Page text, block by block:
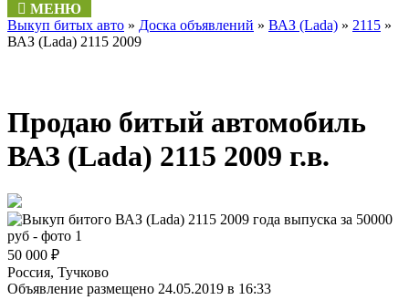
МЕНЮ
Выкуп битых авто » Доска объявлений » ВАЗ (Lada) » 2115 »
ВАЗ (Lada) 2115 2009
Продаю битый автомобиль
ВАЗ (Lada) 2115 2009 г.в.
50 000 ₽
Россия, Тучково
Объявление размещено 24.05.2019 в 16:33